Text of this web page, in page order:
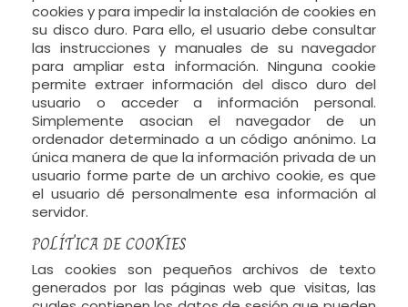
cookies y para impedir la instalación de cookies en
su disco duro. Para ello, el usuario debe consultar
las instrucciones y manuales de su navegador
para ampliar esta información. Ninguna cookie
permite extraer información del disco duro del
usuario o acceder a información personal.
Simplemente asocian el navegador de un
ordenador determinado a un código anónimo. La
única manera de que la información privada de un
usuario forme parte de un archivo cookie, es que
el usuario dé personalmente esa información al
servidor.
POLÍTICA DE COOKIES
Las cookies son pequeños archivos de texto
generados por las páginas web que visitas, las